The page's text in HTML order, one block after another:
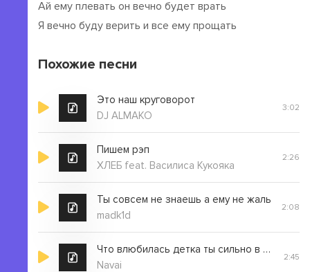
Ай ему плевать он вечно будет врать
Я вечно буду верить и все ему прощать
Похожие песни
Это наш круговорот
DJ ALMAKO
3:02
Пишем рэп
ХЛЕБ feat. Василиса Кукояка
2:26
Ты совсем не знаешь а ему не жаль
madk1d
2:08
Что влюбилась детка ты сильно в меня
Navai
2:45